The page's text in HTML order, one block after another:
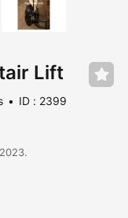
Lift
ID : 2399